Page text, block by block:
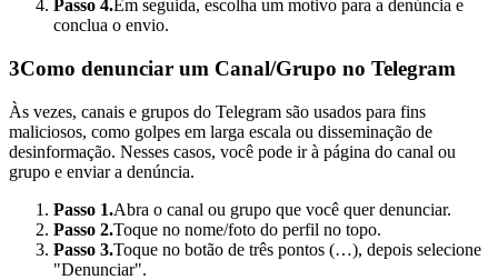
Passo 4.Em seguida, escolha um motivo para a denúncia e
conclua o envio.
3Como denunciar um Canal/Grupo no Telegram
Às vezes, canais e grupos do Telegram são usados para fins
maliciosos, como golpes em larga escala ou disseminação de
desinformação. Nesses casos, você pode ir à página do canal ou
grupo e enviar a denúncia.
Passo 1.Abra o canal ou grupo que você quer denunciar.
Passo 2.Toque no nome/foto do perfil no topo.
Passo 3.Toque no botão de três pontos (…), depois selecione
"Denunciar".